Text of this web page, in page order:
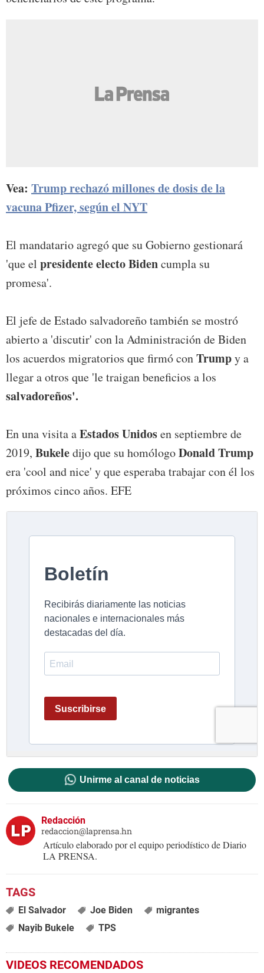
Vea: Trump rechazó millones de dosis de la
vacuna Pfizer, según el NYT
El mandatario agregó que su Gobierno gestionará
'que el presidente electo Bidencumpla su
promesa'.
El jefe de Estado salvadoreño también se mostró
abierto a 'discutir' con la Administración de Biden
los acuerdos migratorios que firmó conTrumpy a
llegar a otros que 'le traigan beneficios a los
salvadoreños'.
En una visita aEstados Unidosen septiembre de
2019, Bukeledijo que su homólogoDonald Trump
era 'cool and nice' y que esperaba trabajar con él los
próximos cinco años. EFE
Unirme al canal de noticias
Redacción
redaccion@laprensa.hn
Artículo elaborado por el equipo periodístico de Diario
LA PRENSA.
El Salvador Joe Biden
migrantes
Nayib Bukele
TPS
VIDEOS RECOMENDADOS